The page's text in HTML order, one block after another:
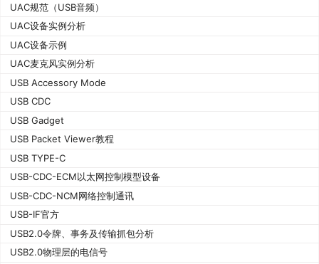
UAC规范（USB音频）
UAC设备实例分析
UAC设备示例
UAC麦克风实例分析
USB Accessory Mode
USB CDC
USB Gadget
USB Packet Viewer教程
USB TYPE-C
USB-CDC-ECM以太网控制模型设备
USB-CDC-NCM网络控制通讯
USB-IF官方
USB2.0令牌、事务及传输抓包分析
USB2.0物理层的电信号